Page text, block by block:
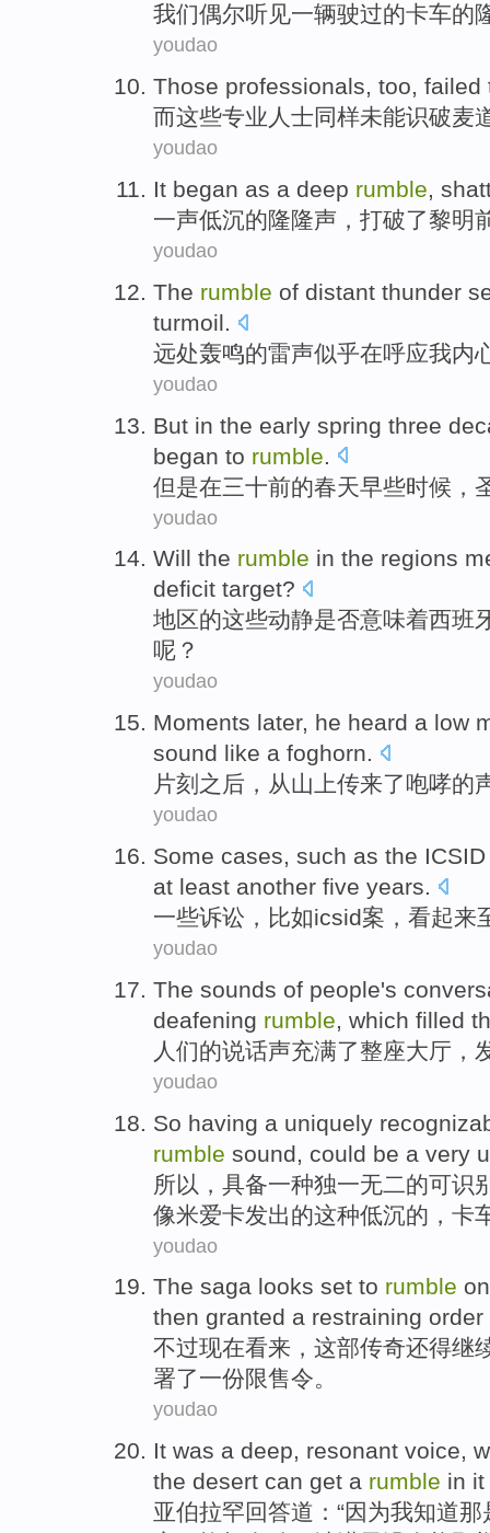
我们偶尔听见一辆驶过的卡车的
youdao
Those professionals, too, failed
而这些专业 人士同样未能识破麦
youdao
It began as a deep rumble,
一声低沉的隆隆声， 打破了黎明
youdao
The rumble of distant thunder
turmoil.
远处轰鸣的雷声似乎在呼应我内
youdao
But in the early spring three
began to rumble
但是在三十前的春天早些时候，
youdao
Will the rumble in the regions
deficit target?
地区的这些动静是否意味着西班
呢？
youdao
Moments later, he heard a low
sound like a foghorn.
片刻 之后 ， 从山上传来了咆哮的
youdao
Some cases, such as the ICSID
at least another five years.
一些诉讼 ， 比如icsid案， 看起来
youdao
The sounds of people's
deafening rumble, which filled
人们的说话声充满了整座大厅 ，
youdao
So having a uniquely
rumble sound, could be a very
所以 ，具备一种独一无二的可识
像米爱卡发出的这种低沉的，卡
youdao
The saga looks set to rumble on
then granted a restraining order
不过现在看来 ， 这部传奇还得继
署了一份限售令。
youdao
It was a deep, resonant voice,
the desert can get a rumble in it
亚伯拉罕回答道：“因为我知道那